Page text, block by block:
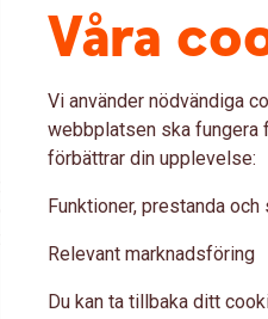
ska du:
Mönsterås
kommuner.
vara en god förebild inom ditt
Våra
Vi använder nödvändiga
webbplatsen ska fungera
förbättrar din upplevelse:
Funktioner, prestanda
Relevant marknadsföring
Du kan ta tillbaka ditt